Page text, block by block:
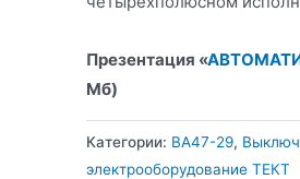
Презентация «
Мб)
Категории: ВА47-29,
электрооборудование ТЕКТ